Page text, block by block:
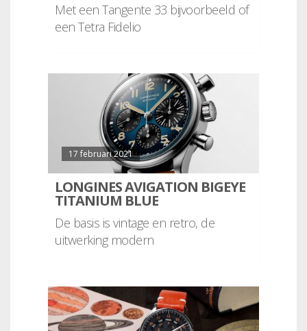
Met een Tangente 33 bijvoorbeeld of
een Tetra Fidelio
17 februari 2021
LONGINES AVIGATION BIGEYE
TITANIUM BLUE
De basis is vintage en retro, de
uitwerking modern